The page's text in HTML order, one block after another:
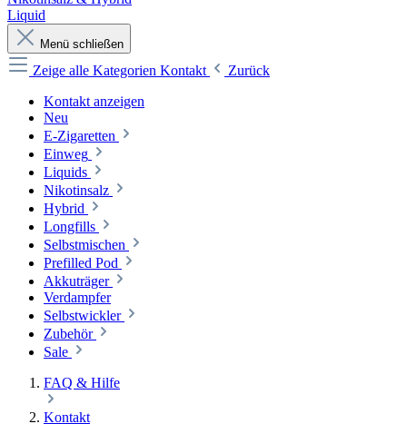
Liquid
Menü schließen
Zeige alle Kategorien Kontakt
Zurück
Kontakt anzeigen
Neu
E-Zigaretten
Einweg
Liquids
Nikotinsalz
Hybrid
Longfills
Selbstmischen
Prefilled Pod
Akkuträger
Verdampfer
Selbstwickler
Zubehör
Sale
FAQ & Hilfe
Kontakt